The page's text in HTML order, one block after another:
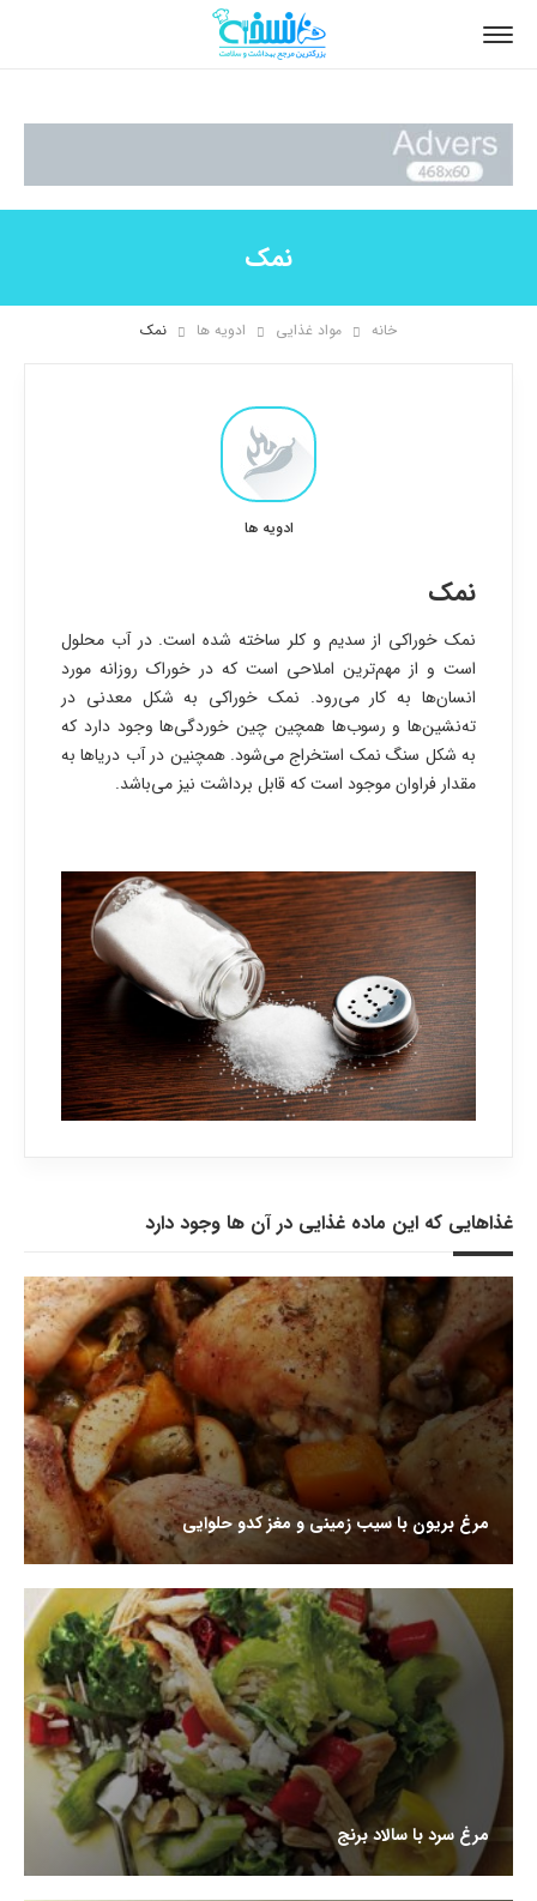
نمک
خانه مواد غذایی ادویه ها نمک
نمک
نمک خوراکی از سدیم و کلر ساخته شده است. در آب محلول
است و از مهم‌ترین املاحی است که در خوراک روزانه مورد
انسان‌ها به کار می‌رود. نمک خوراکی به شکل معدنی در
ته‌نشین‌ها و رسوب‌ها همچین چین خوردگی‌ها وجود دارد که
به شکل سنگ نمک استخراج می‌شود. همچنین در آب دریاها به
مقدار فراوان موجود است که قابل برداشت نیز می‌باشد.
ادویه ها
غذاهایی که این ماده غذایی در آن ها وجود دارد
مرغ بریون با سیب زمینی و مغز کدو حلوایی
مرغ سرد با سالاد برنج